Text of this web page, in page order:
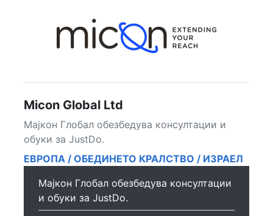
Micon Global Ltd
Мајкон Глобал обезбедува консултации и
обуки за JustDo.
ЕВРОПА / ОБЕДИНЕТО КРАЛСТВО / ИЗРАЕЛ
Мајкон Глобал обезбедува консултации
и обуки за JustDo.